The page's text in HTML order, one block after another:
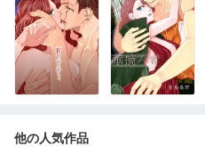
他の人気作品